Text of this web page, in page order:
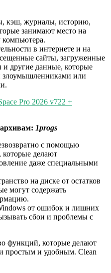
кэш, журналы, историю,
занимают место на
компьютера.
в интернете и на
сайты, загруженные
другие данные, которые
злоумышленниками или
Pro 2026 v722 +
1progs
с помощью
которые делают
даже специальными
на диске от остатков
могут содержать
от ошибок и лишних
сбои и проблемы с
функций, которые делают
простым и удобным. Clean